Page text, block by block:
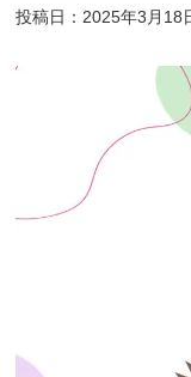
投稿日：2025年3月18